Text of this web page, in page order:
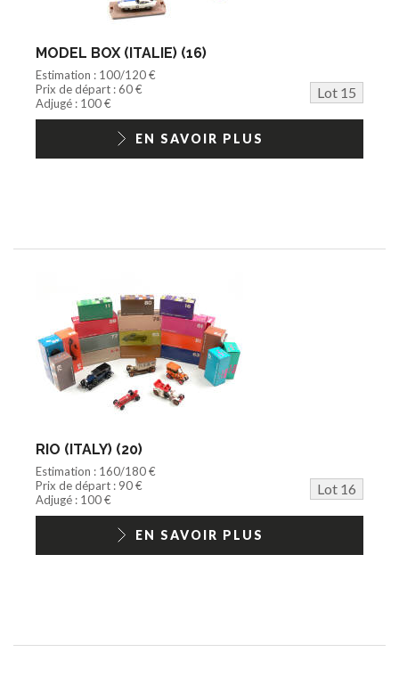
MODEL BOX (ITALIE) (16)
Estimation : 100/120 €
Prix de départ : 60 €
Lot 15
Adjugé : 100 €
EN SAVOIR PLUS
RIO (ITALY) (20)
Estimation : 160/180 €
Prix de départ : 90 €
Lot 16
Adjugé : 100 €
EN SAVOIR PLUS